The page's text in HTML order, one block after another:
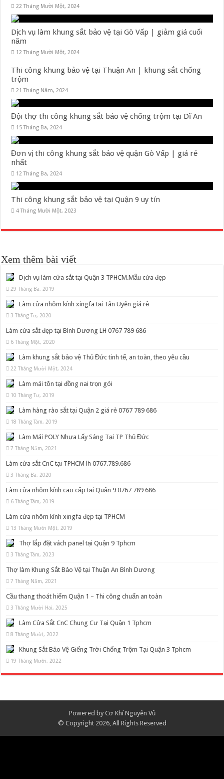
22 Tháng Mười Một, 2024
Dịch vụ làm khung sắt bảo vệ tại Gò Vấp | giảm giá cuối
năm
12 Tháng Mười Một, 2024
Thi công khung bảo vệ tại Thuận An | khung sắt chống
trộm
21 Tháng Năm, 2024
Đội thợ thi công khung sắt bảo vệ chống trộm tại Dĩ An
15 Tháng Ba, 2024
Đơn vị thi công khung sắt bảo vệ quận Gò Vấp | giá rẻ
nhất
12 Tháng Ba, 2024
Thi công khung sắt bảo vệ tại Quận 9 uy tín
4 Tháng Mười Một, 2023
Xem thêm bài viết
Dịch vụ làm cửa sắt tại Quận 3 TPHCM.Mẫu cửa đẹp
29 Tháng Ba, 2019
Làm cửa nhôm kính xingfa tại Tân Uyên giá rẻ
3 Tháng Tư, 2020
Làm cửa sắt đẹp tại Bình Dương LH 0767 789 686
6 Tháng Một, 2020
Làm khung sắt bảo vệ Thủ Đức tinh tế, an toàn, theo yêu cầu
22 Tháng Mười Một, 2024
Làm mái tôn tại đồng nai trọn gói
10 Tháng Tư, 2019
Làm hàng rào sắt tại Quận 2 giá rẻ 0767 789 686
18 Tháng Tám, 2019
Làm Mái POLY Nhựa Lấy Sáng Tại TP Thủ Đức
7 Tháng Năm, 2021
Làm cửa sắt CnC tại TPHCM lh 0767.789.686
3 Tháng Ba, 2020
Làm cửa nhôm kính cao cấp tại Quận 9 0767 789 686
6 Tháng Tám, 2019
Làm cửa nhôm kính xingfa đẹp tại TPHCM
13 Tháng Mười Một, 2019
Thợ lắp đặt vách panel tại Quận 9 Tphcm
3 Tháng Tám, 2023
Thợ làm Khung Sắt Bảo Vệ tại Thuận An Bình Dương
7 Tháng Năm, 2021
Cầu thang thoát hiểm Quận 1 – Thi công chuẩn an toàn
3 Tháng Mười Hai, 2025
Làm Cửa Sắt CnC Chung Cư Tại Quận 1 Tphcm
8 Tháng Mười, 2022
Khung Sắt Bảo Vệ Giếng Trời Chống Trộm Tại Quận 3 Tphcm
19 Tháng Mười, 2022
Powered by Cơ Khí Nguyên Vũ
© Copyright 2026, All Rights Reserved